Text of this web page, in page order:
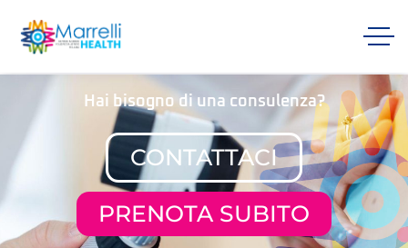
Hai bisogno di una consulenza?
CONTATTACI
PRENOTA SUBITO